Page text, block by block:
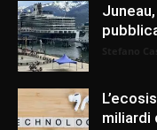
miliardi